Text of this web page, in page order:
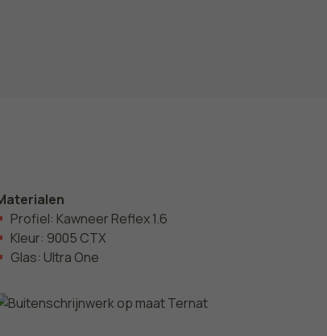
Profiel: Kawneer Reflex 1.6
Kleur: 9005 CTX
Glas: Ultra One